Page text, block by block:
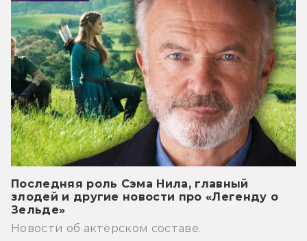
Последняя роль Сэма Нила, главный
злодей и другие новости про «Легенду о
Зельде»
Новости об актёрском составе.